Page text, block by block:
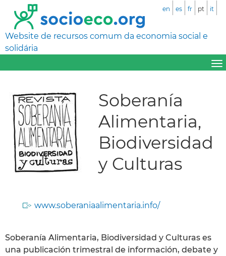
Website de recursos comum da economia social e
solidária
en es fr pt it
Soberanía
Alimentaria,
Biodiversidad
y Culturas
www.soberaniaalimentaria.info/
Soberanía Alimentaria, Biodiversidad y Culturas es
una publicación trimestral de información, debate y